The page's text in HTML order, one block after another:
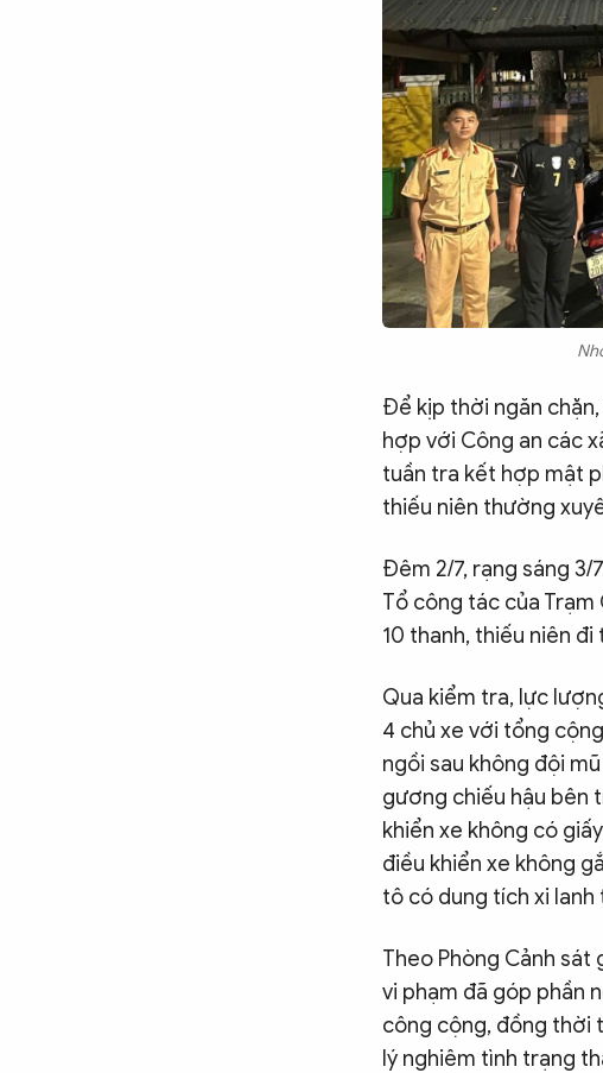
Để kịp thời ngăn
hợp với Công an các
tuần tra kết hợp mật
thiếu niên thường
Đêm 2/7, rạng sáng
Tổ công tác của
10 thanh, thiếu niên
Qua kiểm tra, lực
4 chủ xe với tổng
ngồi sau không đội
gương chiếu hậu bên
khiển xe không có
điều khiển xe không
tô có dung tích xi
Theo Phòng Cảnh
vi phạm đã góp phần
công cộng, đồng thời
lý nghiêm tình trạng